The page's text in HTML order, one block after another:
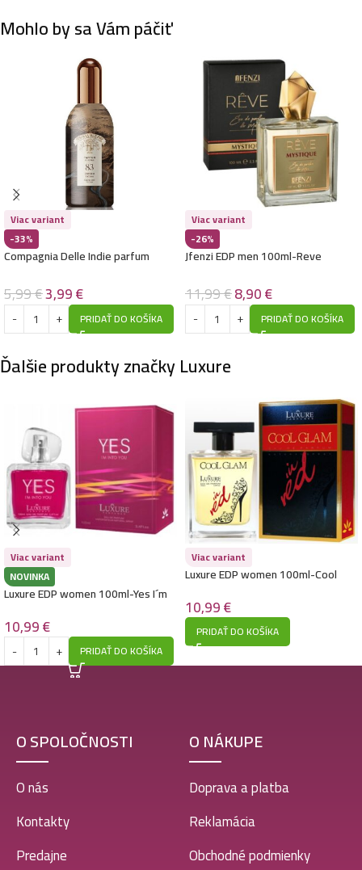
Luxure EDP men 100ml-Vestito True Blue – (Versace
10,99€
Mohlo by sa Vám páčiť
-33%
Viac variant
Compagnia Delle Indie parfum
5,99€3,99€
PRIDAŤ DO KOŠÍKA
-26%
Viac variant
Jfenzi EDP men 100ml-Reve
Homme) – P552
11,99€8,90€
PRIDAŤ DO KOŠÍKA
Ďalšie produkty značky Luxure
NOVINKA
Viac variant
Luxure EDP women 100ml-Yes I´m
of You) – P1041
10,99€
PRIDAŤ DO KOŠÍKA
Viac variant
Luxure EDP women 100ml-Cool
Very Good Girl) – P1028
10,99€
PRIDAŤ DO KOŠÍKA
O SPOLOČNOSTI
O nás
Kontakty
Predajne
O NÁKUPE
Doprava a platba
Reklamácia
Obchodné podmienky